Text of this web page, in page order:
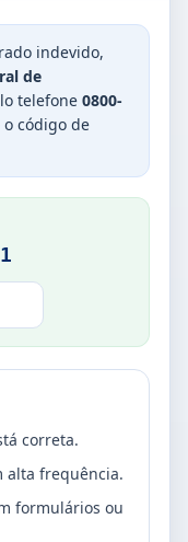
indevido,
de
telefone 0800-
código de
correta.
alta frequência.
formulários ou